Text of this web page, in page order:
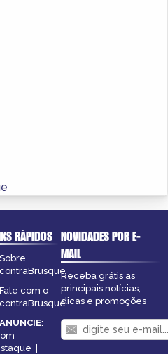
RÁPIDOS
Sobre
Fale com o
ANUNCIE:
NOVIDADES POR E-
MAIL
Receba grátis as
principais notícias,
dicas e promoções